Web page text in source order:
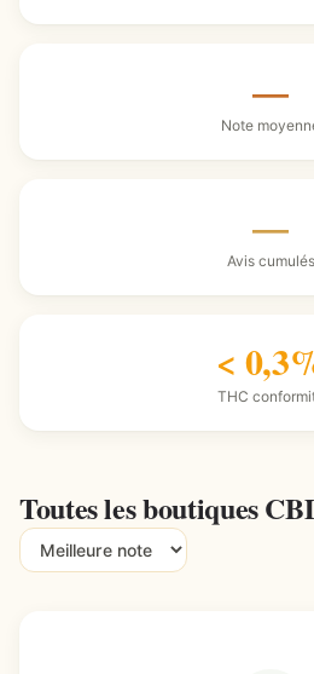
—
Note
—
Avis cumulés
<
THC
Toutes les boutiques